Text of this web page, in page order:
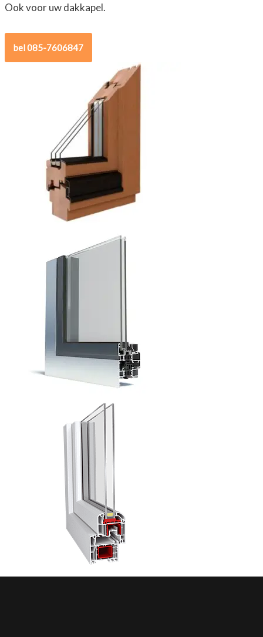
Ook voor uw dakkapel.
bel 085-7606847